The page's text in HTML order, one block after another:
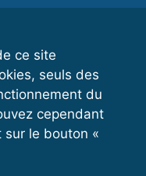
ce site
seuls des
du
cependant
sur le bouton «